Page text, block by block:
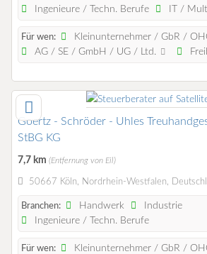
Ingenieure / Techn. Berufe
IT /
Für wen:
Kleinunternehmer / GbR /
AG / SE / GmbH / UG / Ltd.
Goertz - Schröder - Uhles
StBG KG
7,7 km (Entfernung von Eil)
50667 Köln, Nordrhein-Westfalen,
Branchen: Handwerk
Industrie
Ingenieure / Techn. Berufe
Für wen:
Kleinunternehmer / GbR /